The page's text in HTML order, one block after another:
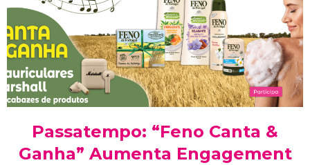
Passatempo: “Feno Canta &
Ganha” Aumenta Engagement